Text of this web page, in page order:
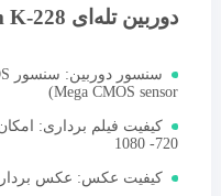
دوربین تله‌ای Hiicam K-228
Mega CMOS sensor)
1080 -720
کیفیت عکس: عکس برداری با